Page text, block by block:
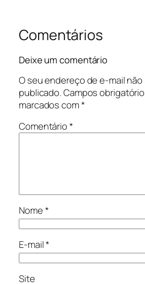
Comentários
Deixe um comentário
O seu endereço de e-mail não
publicado.Campos
marcados com*
Comentário*
Nome*
E-mail*
Site